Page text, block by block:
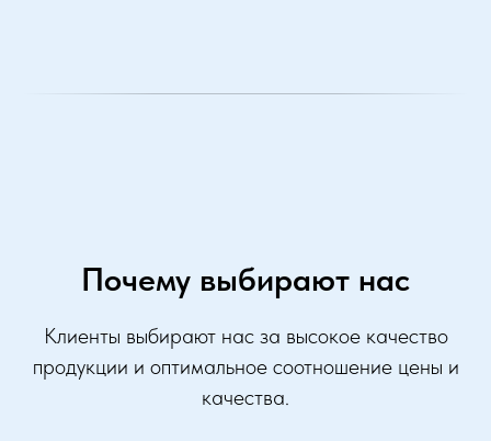
Почему выбирают нас
Клиенты выбирают нас за высокое качество
продукции и оптимальное соотношение цены и
качества.